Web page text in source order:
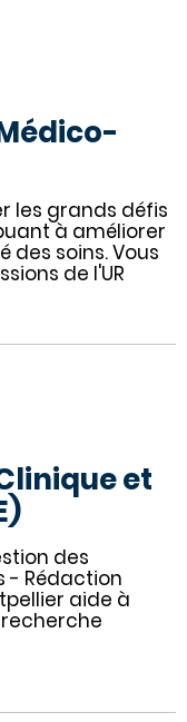
les grands défis
à améliorer
des soins. Vous
de l'UR
et
des
- Rédaction
aide à